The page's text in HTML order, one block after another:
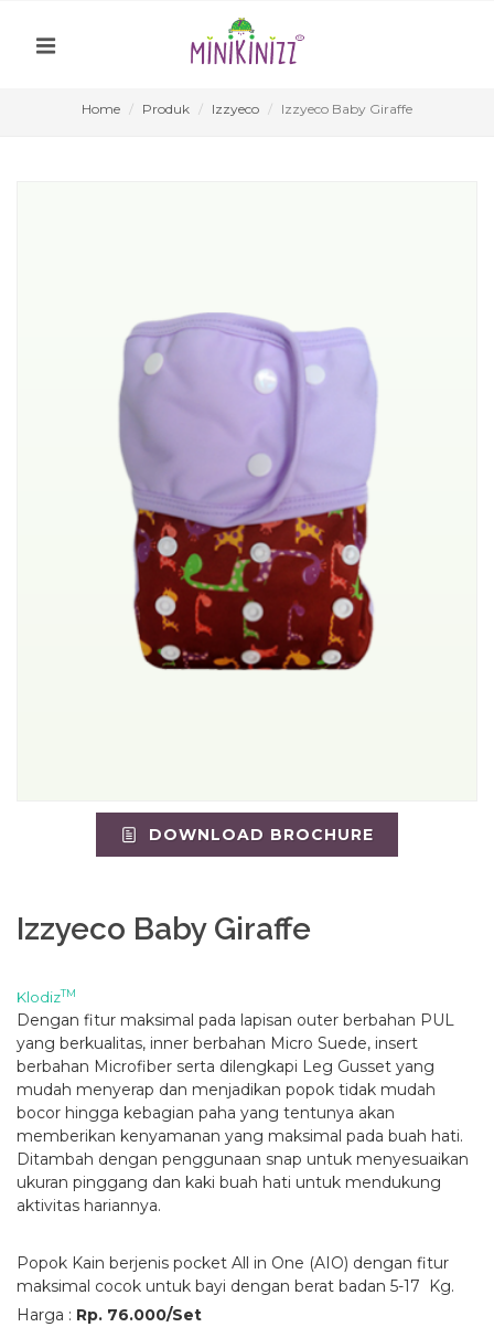
Home Produk Izzyeco Izzyeco Baby Giraffe
DOWNLOAD BROCHURE
Izzyeco Baby Giraffe
KlodizTM
Dengan fitur maksimal pada lapisan outer berbahan PUL
yang berkualitas, inner berbahan Micro Suede, insert
berbahan Microfiber serta dilengkapi Leg Gusset yang
mudah menyerap dan menjadikan popok tidak mudah
bocor hingga kebagian paha yang tentunya akan
memberikan kenyamanan yang maksimal pada buah hati.
Ditambah dengan penggunaan snap untuk menyesuaikan
ukuran pinggang dan kaki buah hati untuk mendukung
aktivitas hariannya.
Popok Kain berjenis pocket All in One (AIO) dengan fitur
maksimal cocok untuk bayi dengan berat badan 5-17 Kg.
Harga : Rp. 76.000/Set